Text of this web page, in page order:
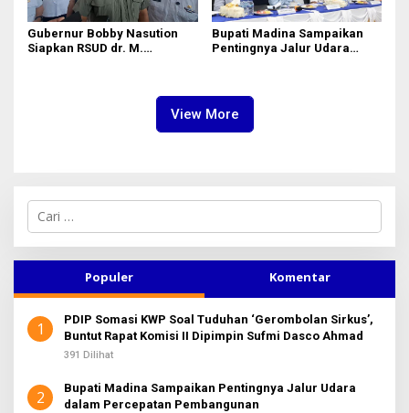
Gubernur Bobby Nasution
Siapkan RSUD dr. M.
Bupati Madina Sampaikan
Pentingnya Jalur Udara
View More
C
i
n
u
k
Populer Komentar
1
PDIP Somasi KWP Soal Tuduhan ‘Gerombolan Sirkus’,
Buntut Rapat Komisi II Dipimpin Sufmi Dasco Ahmad
391 Dilihat
2
Bupati Madina Sampaikan Pentingnya Jalur Udara
dalam Percepatan Pembangunan